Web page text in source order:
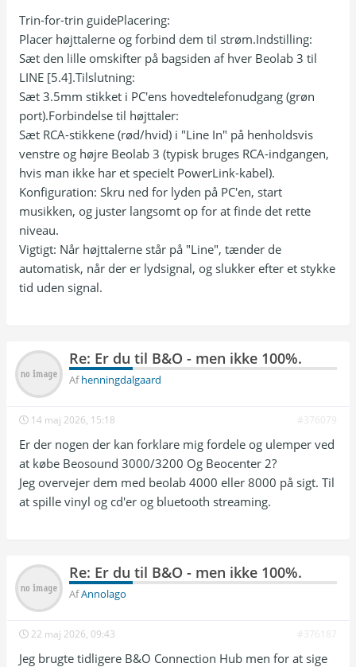
Trin-for-trin guidePlacering:
Placer højttalerne og forbind dem til strøm.Indstilling:
Sæt den lille omskifter på bagsiden af hver Beolab 3 til
LINE [5.4].Tilslutning:
Sæt 3.5mm stikket i PC'ens hovedtelefonudgang (grøn
port).Forbindelse til højttaler:
Sæt RCA-stikkene (rød/hvid) i "Line In" på henholdsvis
venstre og højre Beolab 3 (typisk bruges RCA-indgangen,
hvis man ikke har et specielt PowerLink-kabel).
Konfiguration: Skru ned for lyden på PC'en, start
musikken, og juster langsomt op for at finde det rette
niveau.
Vigtigt: Når højttalerne står på "Line", tænder de
automatisk, når der er lydsignal, og slukker efter et stykke
tid uden signal.
Re: Er du til B&O - men ikke 100%.
Afhenningdalgaard
14 maj 2026, 15:18 #376079
Er der nogen der kan forklare mig fordele og ulemper ved
at købe Beosound 3000/3200 Og Beocenter 2?
Jeg overvejer dem med beolab 4000 eller 8000 på sigt. Til
at spille vinyl og cd'er og bluetooth streaming.
Re: Er du til B&O - men ikke 100%.
AfAnnolago
22 maj 2026, 09:43 #376187
Jeg brugte tidligere B&O Connection Hub men for at sige